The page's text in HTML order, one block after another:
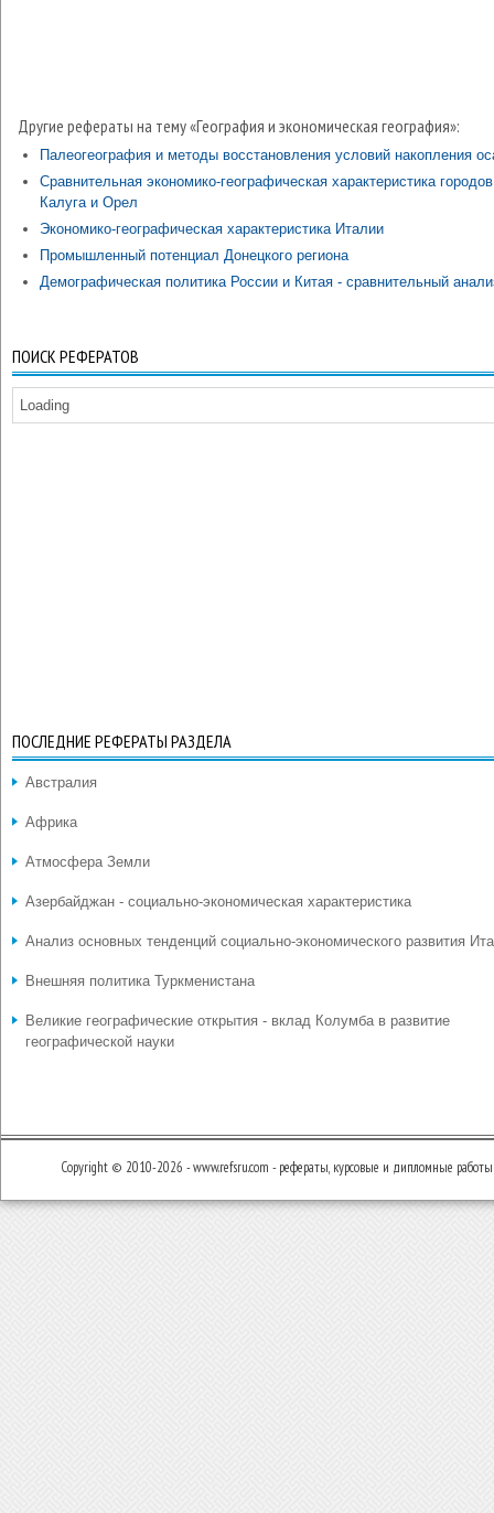
Другие рефераты на тему «География и экономическая география»:
Палеогеография и методы восстановления условий накопления
Сравнительная экономико-географическая характеристика городов
Калуга и Орел
Экономико-географическая характеристика Италии
Промышленный потенциал Донецкого региона
Демографическая политика России и Китая - сравнительный
ПОИСК РЕФЕРАТОВ
Loading
ПОСЛЕДНИЕ РЕФЕРАТЫ РАЗДЕЛА
Австралия
Африка
Атмосфера Земли
Азербайджан - социально-экономическая характеристика
Анализ основных тенденций социально-экономического развития
Внешняя политика Туркменистана
Великие географические открытия - вклад Колумба в развитие
географической науки
Copyright © 2010-2026 - www.refsru.com - рефераты, курсовые и дипломные работы